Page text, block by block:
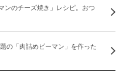
ンのチーズ焼き」レシピ。おつ
の「肉詰めピーマン」を作った